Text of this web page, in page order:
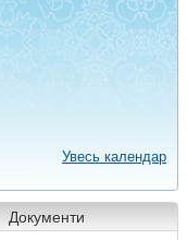
Увесь календар
Документи